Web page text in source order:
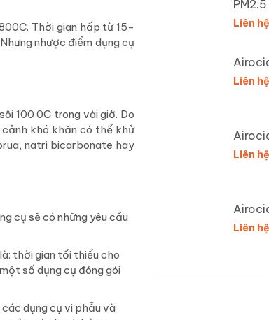
Thời gian hấp từ 15-
nhược điểm dụng cụ
100 0C trong vài giờ. Do
cảnh khó khăn có thể khử
natri bicarbonate hay
cụ sẽ có những yêu cầu
thời gian tối thiểu cho
số dụng cụ đóng gói
dụng cụ vi phẫu và
PM2.5
Liên hệ
Liên hệ
Liên hệ
Liên hệ